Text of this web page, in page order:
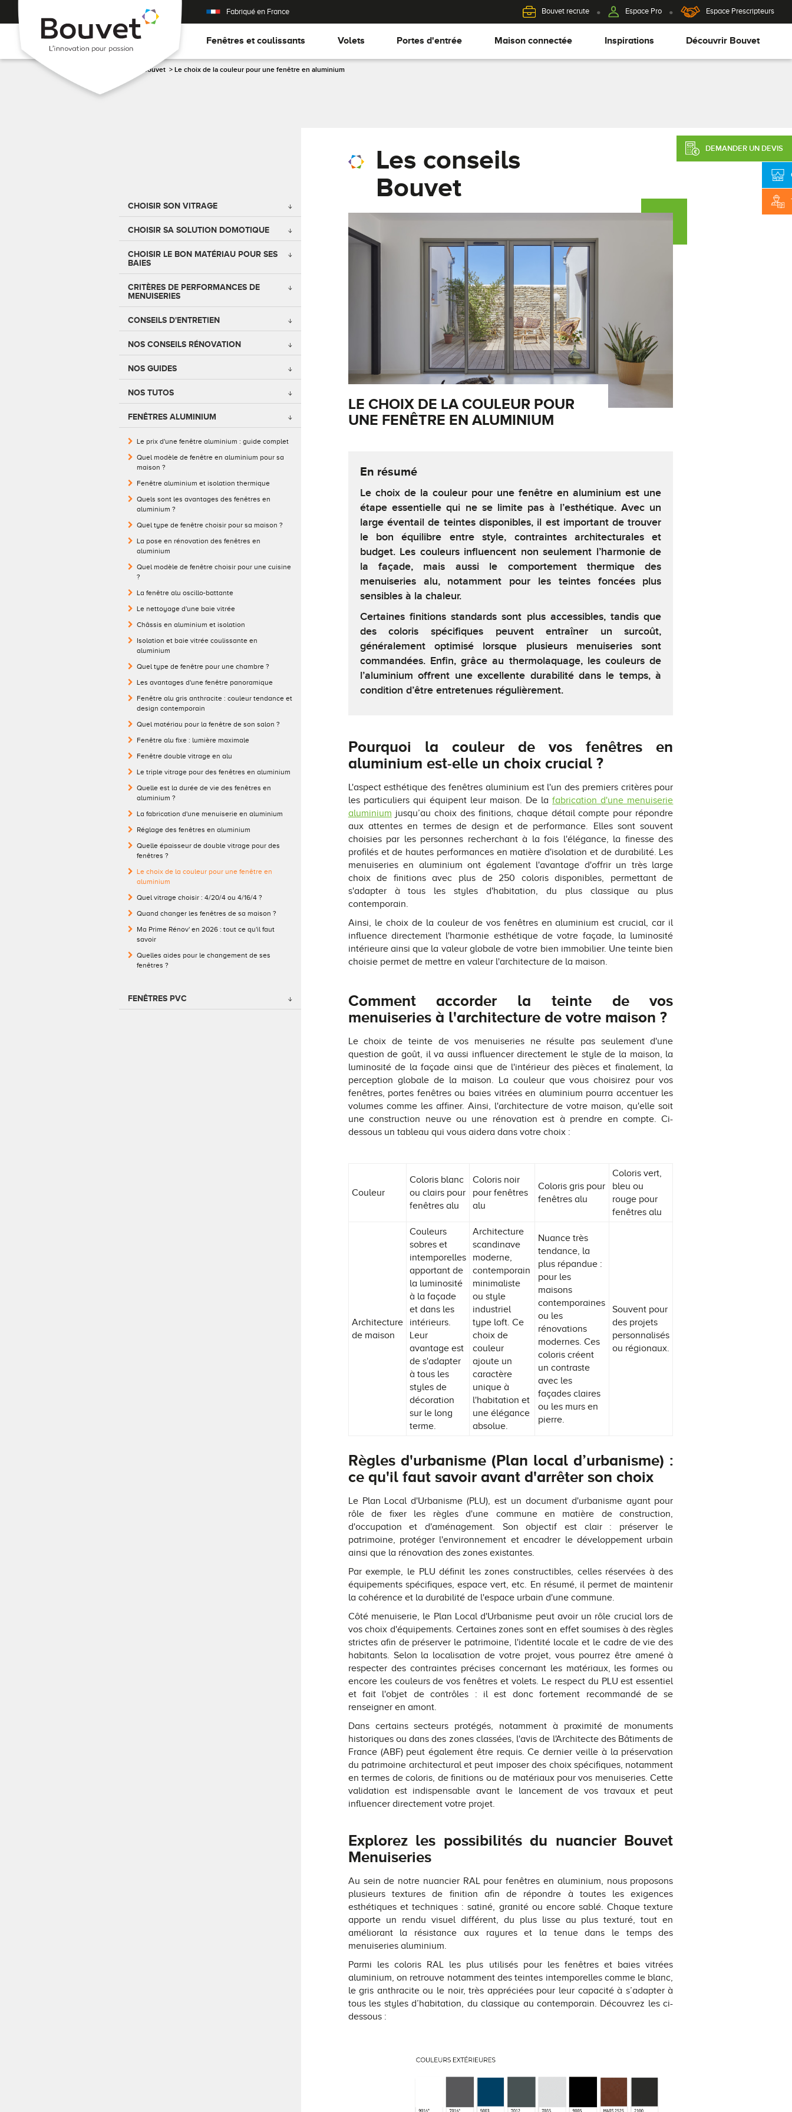
Fabriqué en France Bouvet recrute Espace Pro Espace Prescripteurs
Fenêtres et coulissants Volets Portes d'entrée Maison connectée Inspirations Découvrir Bouvet
DEMANDER UN DEVIS
Les conseils Bouvet > Le choix de la couleur pour une fenêtre en aluminium
CHOISIR SON VITRAGE
CHOISIR SA SOLUTION DOMOTIQUE
CHOISIR LE BON MATÉRIAU POUR SES
BAIES
CRITÈRES DE PERFORMANCES DE
MENUISERIES
CONSEILS D'ENTRETIEN
NOS CONSEILS RÉNOVATION
NOS GUIDES
NOS TUTOS
FENÊTRES ALUMINIUM
Le prix d'une fenêtre aluminium : guide complet
Quel modèle de fenêtre en aluminium pour sa
maison ?
Fenêtre aluminium et isolation thermique
Quels sont les avantages des fenêtres en
aluminium ?
Quel type de fenêtre choisir pour sa maison ?
La pose en rénovation des fenêtres en
aluminium
Quel modèle de fenêtre choisir pour une cuisine
?
La fenêtre alu oscillo-battante
Le nettoyage d'une baie vitrée
Châssis en aluminium et isolation
Isolation et baie vitrée coulissante en
aluminium
Quel type de fenêtre pour une chambre ?
Les avantages d'une fenêtre panoramique
Fenêtre alu gris anthracite : couleur tendance et
design contemporain
Quel matériau pour la fenêtre de son salon ?
Fenêtre alu fixe : lumière maximale
Fenêtre double vitrage en alu
Le triple vitrage pour des fenêtres en aluminium
Quelle est la durée de vie des fenêtres en
aluminium ?
La fabrication d'une menuiserie en aluminium
Réglage des fenêtres en aluminium
Quelle épaisseur de double vitrage pour des
fenêtres ?
Le choix de la couleur pour une fenêtre en
aluminium
Quel vitrage choisir : 4/20/4 ou 4/16/4 ?
Quand changer les fenêtres de sa maison ?
Ma Prime Rénov' en 2026 : tout ce qu'il faut
savoir
Quelles aides pour le changement de ses
fenêtres ?
FENÊTRES PVC
Les conseils
Bouvet
LE CHOIX DE LA COULEUR POUR
UNE FENÊTRE EN ALUMINIUM
En résumé
Le choix de la couleur pour une fenêtre en aluminium est une
étape essentielle qui ne se limite pas à l’esthétique. Avec un
large éventail de teintes disponibles, il est important de trouver
le bon équilibre entre style, contraintes architecturales et
budget. Les couleurs influencent non seulement l’harmonie de
la façade, mais aussi le comportement thermique des
menuiseries alu, notamment pour les teintes foncées plus
sensibles à la chaleur.
Certaines finitions standards sont plus accessibles, tandis que
des coloris spécifiques peuvent entraîner un surcoût,
généralement optimisé lorsque plusieurs menuiseries sont
commandées. Enfin, grâce au thermolaquage, les couleurs de
l’aluminium offrent une excellente durabilité dans le temps, à
condition d’être entretenues régulièrement.
Pourquoi la couleur de vos fenêtres en
aluminium est-elle un choix crucial ?
L'aspect esthétique des fenêtres aluminium est l'un des premiers critères pour
les particuliers qui équipent leur maison. De lafabrication d'une menuiserie
aluminium jusqu’au choix des finitions, chaque détail compte pour répondre
aux attentes en termes de design et de performance. Elles sont souvent
choisies par les personnes recherchant à la fois l'élégance, la finesse des
profilés et de hautes performances en matière d'isolation et de durabilité. Les
menuiseries en aluminium ont également l'avantage d'offrir un très large
choix de finitions avec plus de 250 coloris disponibles, permettant de
s'adapter à tous les styles d'habitation, du plus classique au plus
contemporain.
Ainsi, le choix de la couleur de vos fenêtres en aluminium est crucial, car il
influence directement l'harmonie esthétique de votre façade, la luminosité
intérieure ainsi que la valeur globale de votre bien immobilier. Une teinte bien
choisie permet de mettre en valeur l'architecture de la maison.
Comment accorder la teinte de vos
menuiseries à l'architecture de votre maison ?
Le choix de teinte de vos menuiseries ne résulte pas seulement d'une
question de goût, il va aussi influencer directement le style de la maison, la
luminosité de la façade ainsi que de l'intérieur des pièces et finalement, la
perception globale de la maison. La couleur que vous choisirez pour vos
fenêtres, portes fenêtres ou baies vitrées en aluminium pourra accentuer les
volumes comme les affiner. Ainsi, l'architecture de votre maison, qu'elle soit
une construction neuve ou une rénovation est à prendre en compte. Ci-
dessous un tableau qui vous aidera dans votre choix :
Couleur
Coloris blanc
ou clairs pour
fenêtres alu
Coloris noir
pour fenêtres
alu
Coloris gris pour
fenêtres alu
Coloris vert,
bleu ou
rouge pour
fenêtres alu
Architecture
de maison
Couleurs
sobres et
intemporelles
apportant de
la luminosité
à la façade
et dans les
intérieurs.
Leur
avantage est
de s'adapter
à tous les
styles de
décoration
sur le long
terme.
Architecture
scandinave
moderne,
contemporain
minimaliste
ou style
industriel
type loft. Ce
choix de
couleur
ajoute un
caractère
unique à
l'habitation et
une élégance
absolue.
Nuance très
tendance, la
plus répandue :
pour les
maisons
contemporaines
ou les
rénovations
modernes. Ces
coloris créent
un contraste
avec les
façades claires
ou les murs en
pierre.
Souvent pour
des projets
personnalisés
ou régionaux.
Règles d'urbanisme (Plan local d’urbanisme) :
ce qu'il faut savoir avant d'arrêter son choix
Le Plan Local d'Urbanisme (PLU), est un document d'urbanisme ayant pour
rôle de fixer les règles d'une commune en matière de construction,
d'occupation et d'aménagement. Son objectif est clair : préserver le
patrimoine, protéger l'environnement et encadrer le développement urbain
ainsi que la rénovation des zones existantes.
Par exemple, le PLU définit les zones constructibles, celles réservées à des
équipements spécifiques, espace vert, etc. En résumé, il permet de maintenir
la cohérence et la durabilité de l'espace urbain d'une commune.
Côté menuiserie, le Plan Local d'Urbanisme peut avoir un rôle crucial lors de
vos choix d'équipements. Certaines zones sont en effet soumises à des règles
strictes afin de préserver le patrimoine, l'identité locale et le cadre de vie des
habitants. Selon la localisation de votre projet, vous pourrez être amené à
respecter des contraintes précises concernant les matériaux, les formes ou
encore les couleurs de vos fenêtres et volets. Le respect du PLU est essentiel
et fait l'objet de contrôles : il est donc fortement recommandé de se
renseigner en amont.
Dans certains secteurs protégés, notamment à proximité de monuments
historiques ou dans des zones classées, l'avis de l'Architecte des Bâtiments de
France (ABF) peut également être requis. Ce dernier veille à la préservation
du patrimoine architectural et peut imposer des choix spécifiques, notamment
en termes de coloris, de finitions ou de matériaux pour vos menuiseries. Cette
validation est indispensable avant le lancement de vos travaux et peut
influencer directement votre projet.
Explorez les possibilités du nuancier Bouvet
Menuiseries
Au sein de notre nuancier RAL pour fenêtres en aluminium, nous proposons
plusieurs textures de finition afin de répondre à toutes les exigences
esthétiques et techniques : satiné, granité ou encore sablé. Chaque texture
apporte un rendu visuel différent, du plus lisse au plus texturé, tout en
améliorant la résistance aux rayures et la tenue dans le temps des
menuiseries aluminium.
Parmi les coloris RAL les plus utilisés pour les fenêtres et baies vitrées
aluminium, on retrouve notamment des teintes intemporelles comme le blanc,
le gris anthracite ou le noir, très appréciées pour leur capacité à s’adapter à
tous les styles d’habitation, du classique au contemporain. Découvrez les ci-
dessous :